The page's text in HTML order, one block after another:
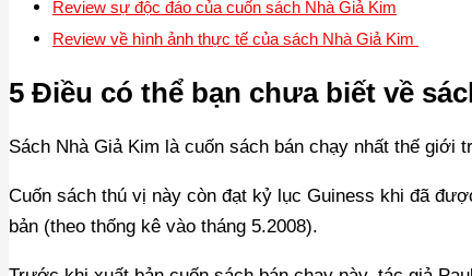
Review sự độc đáo của cuốn sách Nhà Giả Kim
Review về hình ảnh thực tế của sách Nhà Giả Kim
5 Điều có thể bạn chưa biết về
Sách Nhà Giả Kim là cuốn sách bán chạy nhất thế giới
Cuốn sách thú vị này còn đạt kỷ lục Guiness khi đã
bản (theo thống kê vào tháng 5.2008).